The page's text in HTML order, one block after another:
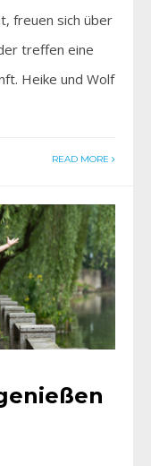
freuen sich über
treffen eine
Heike und Wolf
READ MORE